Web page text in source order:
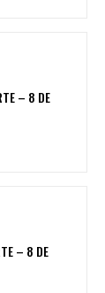
– 8 DE
– 8 DE